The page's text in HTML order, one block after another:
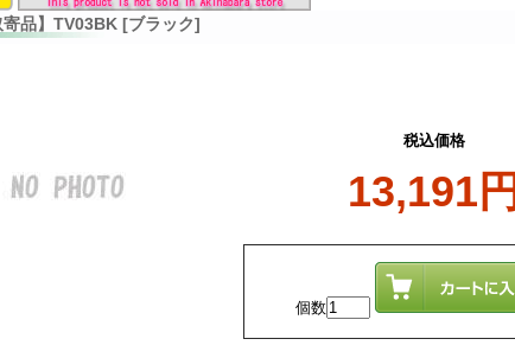
寄品】TV03BK [ブラック]
税込価格
13,191円
個数